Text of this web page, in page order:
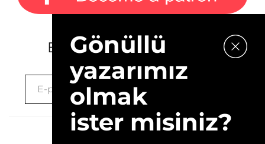
E-bültenimize kaydolun.
Gönüllü
yazarımız
olmak
ister misiniz?